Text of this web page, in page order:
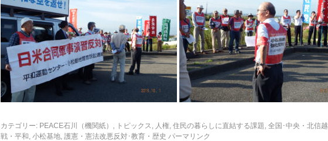
カテゴリー: PEACE石川（機関紙） , トピックス, 人権, 住民の暮らしに直結する課題, 全国･中央・北信越
戦・平和, 小松基地, 護憲・憲法改悪反対･教育・歴史 パーマリンク